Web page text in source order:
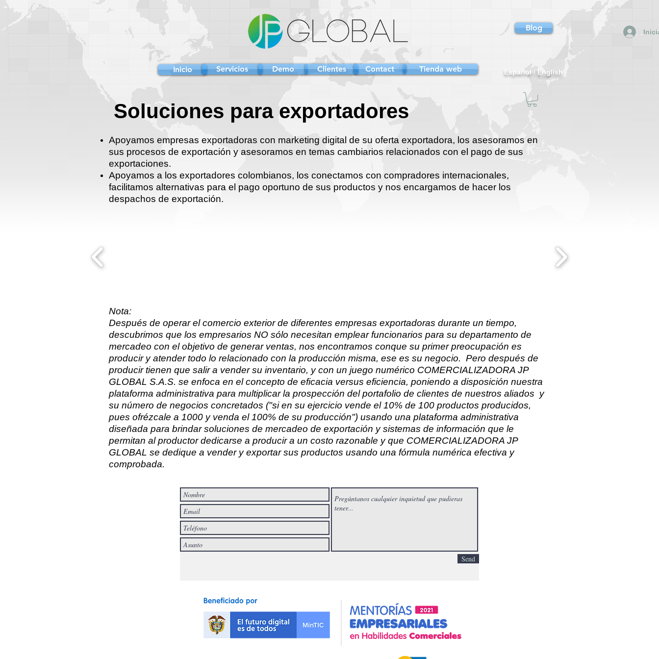
Blog
Inicio Servicios Demo Tienda web
Clientes Contact Español English
Soluciones para exportadores
Apoyamos empresas exportadoras con marketing digital de su oferta exportadora, los asesoramos en
sus procesos de exportación y asesoramos en temas cambiarios relacionados con el pago de sus
exportaciones.
Apoyamos a los exportadores colombianos, los conectamos con compradores internacionales,
facilitamos alternativas para el pago oportuno de sus productos y nos encargamos de hacer los
despachos de exportación.
Nota:​
Después de operar el comercio exterior de diferentes empresas exportadoras durante un tiempo,
descubrimos que los empresarios NO sólo necesitan emplear funcionarios para su departamento de
mercadeo con el objetivo de generar ventas, nos encontramos conque su primer preocupación es
producir y atender todo lo relacionado con la producción misma, ese es su negocio. Pero después de
producir tienen que salir a vender su inventario, y con un juego numérico COMERCIALIZADORA JP
GLOBAL S.A.S. se enfoca en el concepto de eficacia versus eficiencia, poniendo a disposición nuestra
plataforma administrativa para multiplicar la prospección del portafolio de clientes de nuestros aliados y
su número de negocios concretados ("si en su ejercicio vende el 10% de 100 productos producidos,
pues ofrézcale a 1000 y venda el 100% de su producción") usando una plataforma administrativa
diseñada para brindar soluciones de mercadeo de exportación y sistemas de información que le
permitan al productor dedicarse a producir a un costo razonable y que COMERCIALIZADORA JP
GLOBAL se dedique a vender y exportar sus productos usando una fórmula numérica efectiva y
comprobada.
Send